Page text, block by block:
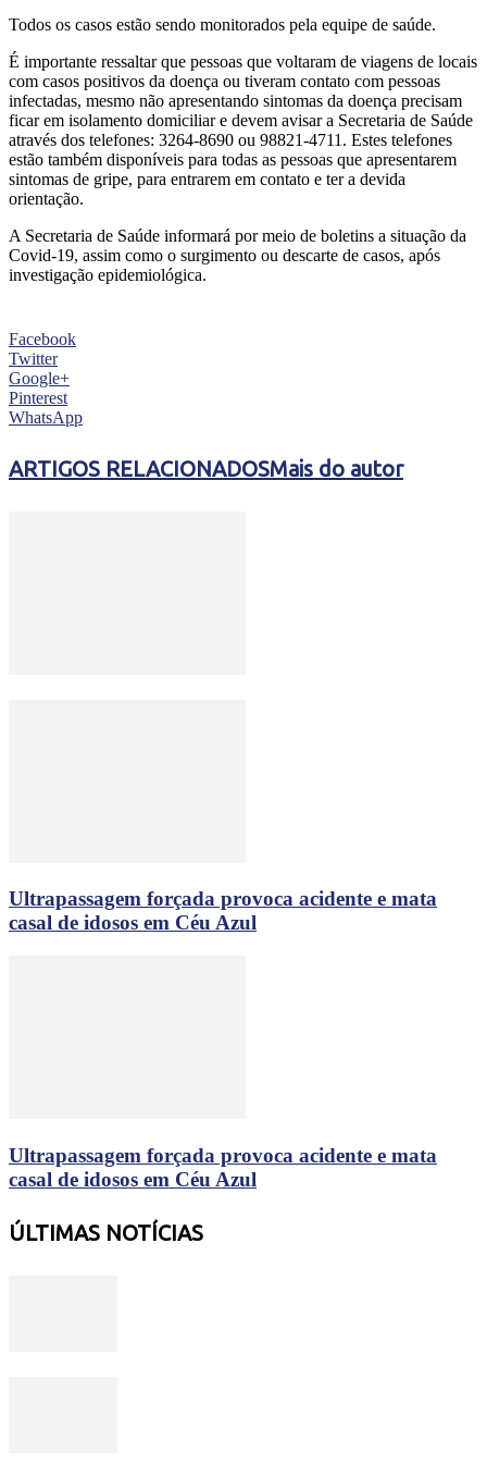
Todos os casos estão sendo monitorados pela equipe de saúde.
É importante ressaltar que pessoas que voltaram de viagens de locais
com casos positivos da doença ou tiveram contato com pessoas
infectadas, mesmo não apresentando sintomas da doença precisam
ficar em isolamento domiciliar e devem avisar a Secretaria de Saúde
através dos telefones: 3264-8690 ou 98821-4711. Estes telefones
estão também disponíveis para todas as pessoas que apresentarem
sintomas de gripe, para entrarem em contato e ter a devida
orientação.
A Secretaria de Saúde informará por meio de boletins a situação da
Covid-19, assim como o surgimento ou descarte de casos, após
investigação epidemiológica.
Facebook
Twitter
Google+
Pinterest
WhatsApp
ARTIGOS RELACIONADOSMais do autor
Ultrapassagem forçada provoca acidente e mata
casal de idosos em Céu Azul
Ultrapassagem forçada provoca acidente e mata
casal de idosos em Céu Azul
ÚLTIMAS NOTÍCIAS